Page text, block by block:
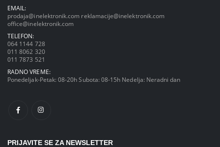
EMAIL:
prodaja@inelektronik.com reklamacije@inelektronik.com
office@inelektronik.com
TELEFON:
064 1144 728
011 8062 320
011 7873 521
RADNO VREME:
Ponedeljak-Petak: 08-20h Subota: 08-15h Nedelja: Neradni dan
PRIJAVITE SE ZA NEWSLETTER